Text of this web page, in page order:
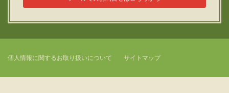
個人情報に関するお取り扱いについて サイトマップ